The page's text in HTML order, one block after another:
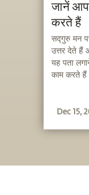
जानें
करते हैं
सद्गुरु मन
उत्तर देते
यह पता
काम करते
Dec 15,